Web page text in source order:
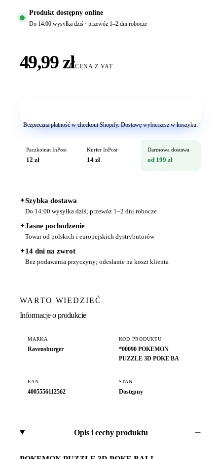
Produkt dostępny online
Do 14:00 wysyłka dziś · przewóz 1–2 dni robocze
49,99 złCENA Z VAT
Bezpieczna płatność w checkout Shopify. Dostawę wybierzesz w koszyku.
Paczkomat InPost
12 zł
Kurier InPost
14 zł
Darmowa dostawa
od 199 zł
✦Szybka dostawa
Do 14:00 wysyłka dziś; przewóz 1–2 dni robocze
✦Jasne pochodzenie
Towar od polskich i europejskich dystrybutorów
✦14 dni na zwrot
Bez podawania przyczyny; odesłanie na koszt klienta
WARTO WIEDZIEĆ
Informacje o produkcie
MARKA
Ravensburger
KOD PRODUKTU
*00090 POKEMON
PUZZLE 3D POKE BA
EAN
4005556112562
STAN
Dostępny
Opis i cechy produktu